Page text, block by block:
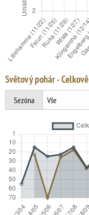
Světový pohár - Celkově
Sezóna